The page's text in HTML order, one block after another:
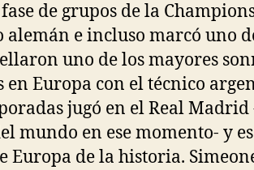
de grupos de la
alemán e incluso marcó uno
uno de los mayores
Europa con el técnico
jugó en el Real Madrid
mundo en ese momento- y
Europa de la historia.